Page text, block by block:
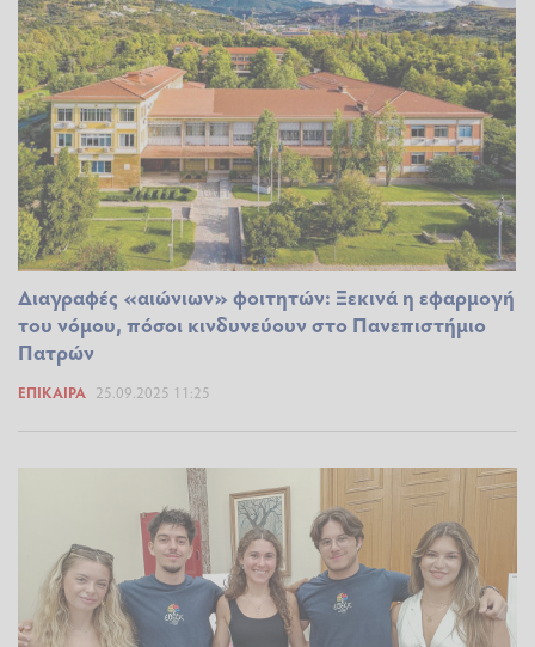
Διαγραφές «αιώνιων» φοιτητών: Ξεκινά η εφαρμογή
του νόμου, πόσοι κινδυνεύουν στο Πανεπιστήμιο
Πατρών
ΕΠΊΚΑΙΡΑ 25.09.2025 11:25